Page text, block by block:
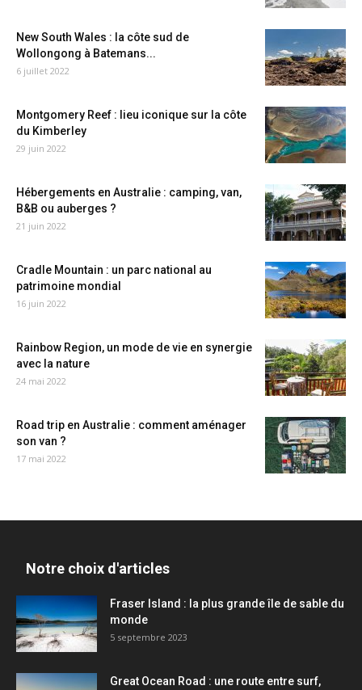
New South Wales : la côte sud de
Wollongong à Batemans...
6 juillet 2022
Montgomery Reef : lieu iconique sur la côte
du Kimberley
29 juin 2022
Hébergements en Australie : camping, van,
B&B ou auberges ?
21 juin 2022
Cradle Mountain : un parc national au
patrimoine mondial
16 juin 2022
Rainbow Region, un mode de vie en synergie
avec la nature
24 mai 2022
Road trip en Australie : comment aménager
son van ?
17 mai 2022
Notre choix d'articles
Fraser Island : la plus grande île de sable du
monde
5 septembre 2023
Great Ocean Road : une route entre surf,